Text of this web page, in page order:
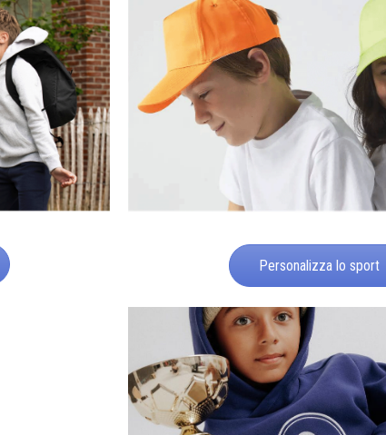
Personalizza lo sport